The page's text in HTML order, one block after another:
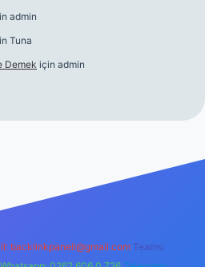
admin
Tuna
Demek için admin
backlinkpaneli@gmail.com Teams: